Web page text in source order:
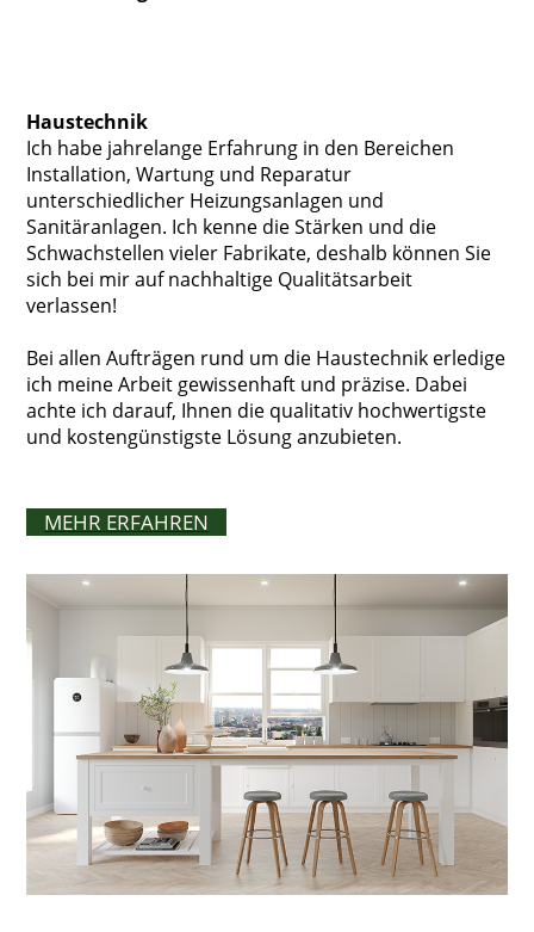
Haustechnik
Ich habe jahrelange Erfahrung in den Bereichen
Installation, Wartung und Reparatur
unterschiedlicher Heizungsanlagen und
Sanitäranlagen. Ich kenne die Stärken und die
Schwachstellen vieler Fabrikate, deshalb können Sie
sich bei mir auf nachhaltige Qualitätsarbeit
verlassen!
Bei allen Aufträgen rund um die Haustechnik erledige
ich meine Arbeit gewissenhaft und präzise. Dabei
achte ich darauf, Ihnen die qualitativ hochwertigste
und kostengünstigste Lösung anzubieten.
MEHR ERFAHREN